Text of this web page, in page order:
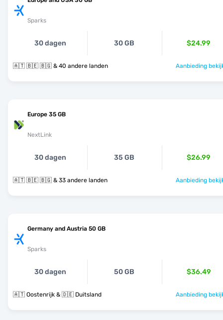
Sparks
30 dagen 30 GB $24.99
🇦🇹 🇧🇪 🇧🇬 & 40 andere landen Aanbieding
Europe 35 GB
NextLink
30 dagen 35 GB $26.99
🇦🇹 🇧🇪 🇧🇬 & 33 andere landen Aanbieding
Germany and Austria 50 GB
Sparks
30 dagen 50 GB $36.49
🇦🇹 Oostenrijk & 🇩🇪 Duitsland Aanbieding